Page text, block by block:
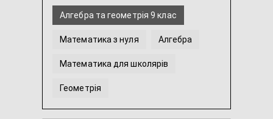
Алгебра та геометрія 9 клас
Математика з нуля Алгебра
Математика для школярів
Геометрія
Дискретна математика ...